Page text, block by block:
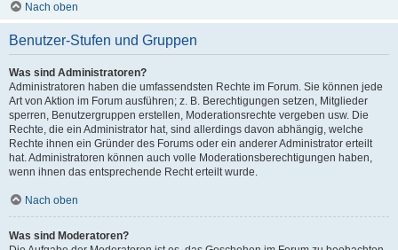
Nach oben
Benutzer-Stufen und Gruppen
Was sind Administratoren?
Administratoren haben die umfassendsten Rechte im Forum. Sie können jede
Art von Aktion im Forum ausführen; z. B. Berechtigungen setzen, Mitglieder
sperren, Benutzergruppen erstellen, Moderationsrechte vergeben usw. Die
Rechte, die ein Administrator hat, sind allerdings davon abhängig, welche
Rechte ihnen ein Gründer des Forums oder ein anderer Administrator erteilt
hat. Administratoren können auch volle Moderationsberechtigungen haben,
wenn ihnen das entsprechende Recht erteilt wurde.
Nach oben
Was sind Moderatoren?